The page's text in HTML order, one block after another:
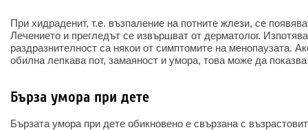
При хидраденит, т.е. възпаление на потните жлези, се
Лечението и прегледът се извършват от дерматолог.
раздразнителност са някои от симптомите на менопаузата.
обилна лепкава пот, замаяност и умора, това може да
Бърза умора при дете
Бързата умора при дете обикновено е свързана с